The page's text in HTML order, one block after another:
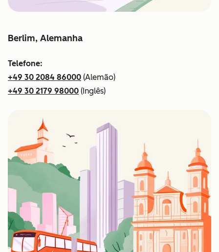
Berlim, Alemanha
Telefone:
+49 30 2084 86000 (Alemão)
+49 30 2179 98000 (Inglês)